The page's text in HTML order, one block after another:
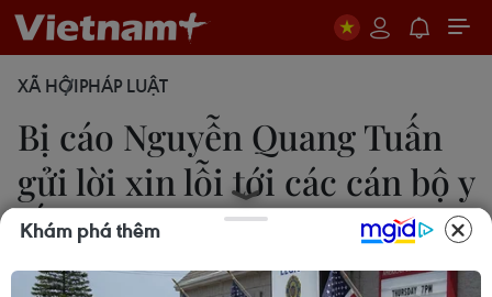
XÃ HỘIPHÁP LUẬT
Bị cáo Nguyễn Quang Tuấn
gửi lời xin lỗi tới các cán bộ y
tế
Kim Anh
Khám phá thêm